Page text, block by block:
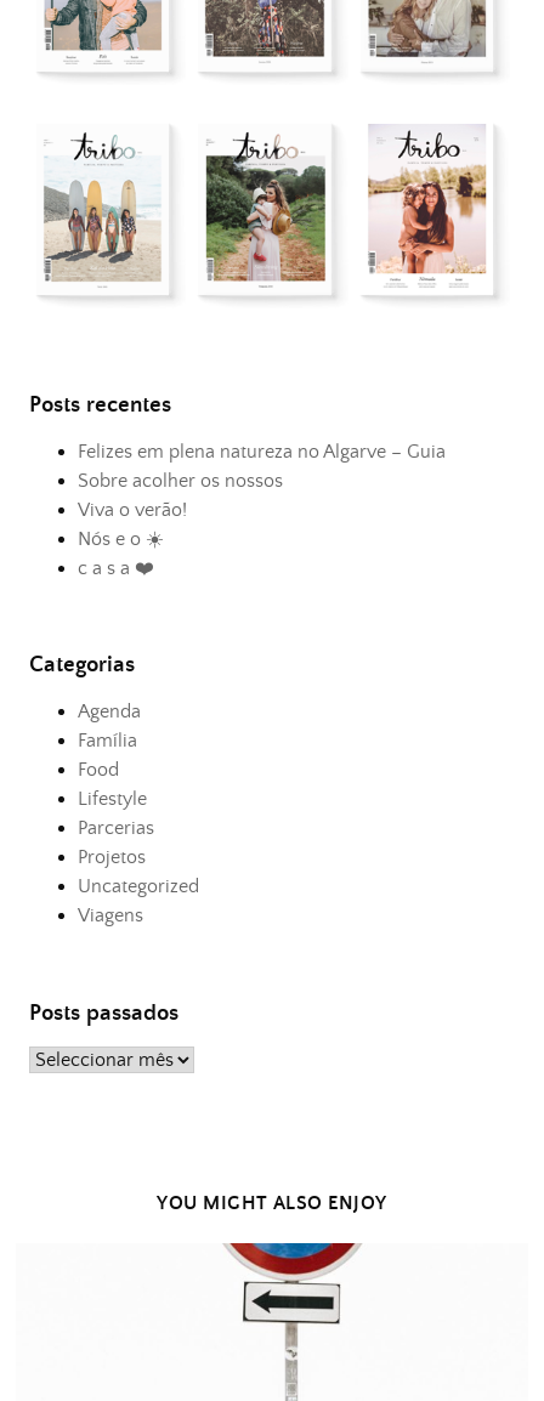
Posts recentes
Felizes em plena natureza no Algarve – Guia
Sobre acolher os nossos
Viva o verão!
Nós e o ☀️
c a s a ❤️
Categorias
Agenda
Família
Food
Lifestyle
Parcerias
Projetos
Uncategorized
Viagens
Posts passados
Posts
YOU MIGHT ALSO ENJOY